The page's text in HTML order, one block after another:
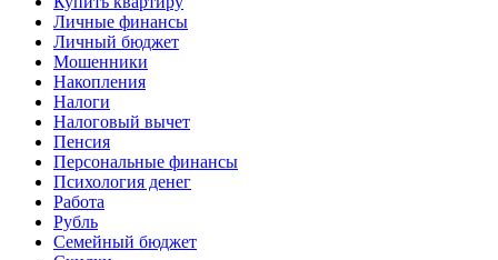
Личные финансы
Личный бюджет
Мошенники
Накопления
Налоги
Налоговый вычет
Пенсия
Персональные финансы
Психология денег
Работа
Рубль
Семейный бюджет